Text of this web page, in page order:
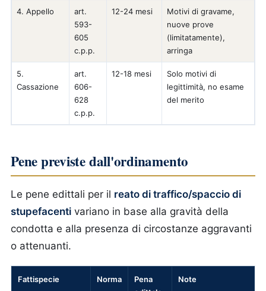
4. Appello
art.
593-
605
c.p.p.
12-24 mesi
Motivi di gravame,
nuove prove
(limitatamente),
arringa
5.
Cassazione
art.
606-
628
c.p.p.
12-18 mesi
Solo motivi di
legittimità, no esame
del merito
Pene previste dall'ordinamento
Le pene edittali per il reato di traffico/spaccio di
stupefacenti variano in base alla gravità della
condotta e alla presenza di circostanze aggravanti
o attenuanti.
Fattispecie Norma
Pena
Note